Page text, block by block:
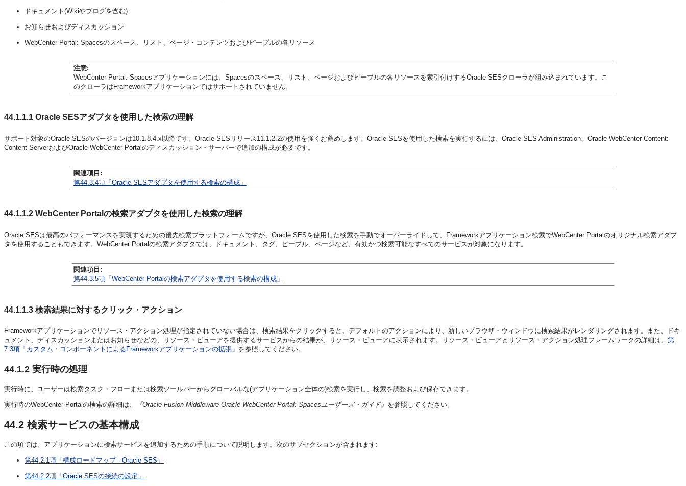
ドキュメント(Wikiやブログを含む)
お知らせおよびディスカッション
WebCenter Portal: Spacesのスペース、リスト、ページ・コンテンツおよびピープルの各リソース
注意:
WebCenter Portal: Spacesアプリケーションには、Spacesのスペース、リスト、ページおよびピープルの各リソースを索引付けするOracle SESクローラが組み込まれています。こ
のクローラはFrameworkアプリケーションではサポートされていません。
44.1.1.1 Oracle SESアダプタを使用した検索の理解
サポート対象のOracle SESのバージョンは10.1.8.4.x以降です。Oracle SESリリース11.1.2.2の使用を強くお薦めします。Oracle SESを使用した検索を実行するには、Oracle SES Administration、Oracle WebCenter Content:
Content ServerおよびOracle WebCenter Portalのディスカッション・サーバーで追加の構成が必要です。
関連項目:
第44.3.4項「Oracle SESアダプタを使用する検索の構成」
44.1.1.2 WebCenter Portalの検索アダプタを使用した検索の理解
Oracle SESは最高のパフォーマンスを実現するための優先検索プラットフォームですが、Oracle SESを使用した検索を手動でオーバーライドして、Frameworkアプリケーション検索でWebCenter Portalのオリジナル検索アダプ
タを使用することもできます。WebCenter Portalの検索アダプタでは、ドキュメント、タグ、ピープル、ページなど、有効かつ検索可能なすべてのサービスが対象になります。
関連項目:
第44.3.5項「WebCenter Portalの検索アダプタを使用する検索の構成」
44.1.1.3 検索結果に対するクリック・アクション
Frameworkアプリケーションでリソース・アクション処理が指定されていない場合は、検索結果をクリックすると、デフォルトのアクションにより、新しいブラウザ・ウィンドウに検索結果がレンダリングされます。また、ドキ
ュメント、ディスカッションまたはお知らせなどの、リソース・ビューアを提供するサービスからの結果が、リソース・ビューアに表示されます。リソース・ビューアとリソース・アクション処理フレームワークの詳細は、 第
7.3項「カスタム・コンポーネントによるFrameworkアプリケーションの拡張」 を参照してください。
44.1.2 実行時の処理
実行時に、ユーザーは検索タスク・フローまたは検索ツールバーからグローバルな(アプリケーション全体の)検索を実行し、検索を調整および保存できます。
実行時のWebCenter Portalの検索の詳細は、 『Oracle Fusion Middleware Oracle WebCenter Portal: Spacesユーザーズ・ガイド』 を参照してください。
44.2 検索サービスの基本構成
この項では、アプリケーションに検索サービスを追加するための手順について説明します。次のサブセクションが含まれます:
第44.2.1項「構成ロードマップ - Oracle SES」
第44.2.2項「Oracle SESの接続の設定」